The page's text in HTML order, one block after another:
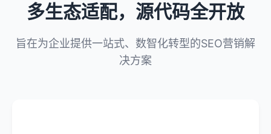
多生态适配，源代码全开放
旨在为企业提供一站式、数智化转型的SEO营销解
决方案